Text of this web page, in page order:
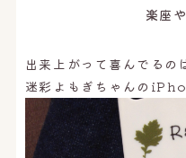
楽座
出来上がって喜んでる
迷彩よもぎちゃんの